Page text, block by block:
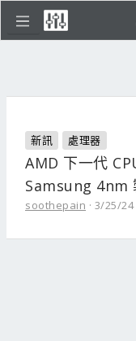
新訊 處理器
AMD 下一代
Samsung 4nm
soothepain 3/25/24